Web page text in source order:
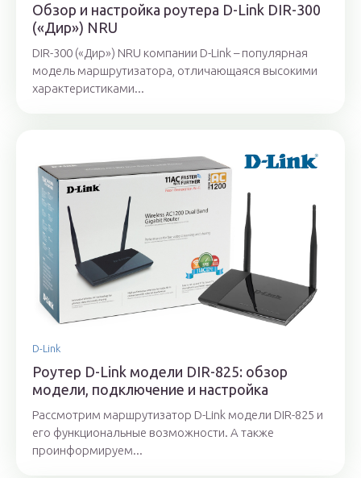
Обзор и настройка роутера D-Link DIR-300
(«Дир») NRU
DIR-300 («Дир») NRU компании D-Link – популярная
модель маршрутизатора, отличающаяся высокими
характеристиками...
D-Link
Роутер D-Link модели DIR-825: обзор
модели, подключение и настройка
Рассмотрим маршрутизатор D-Link модели DIR-825 и
его функциональные возможности. А также
проинформируем...